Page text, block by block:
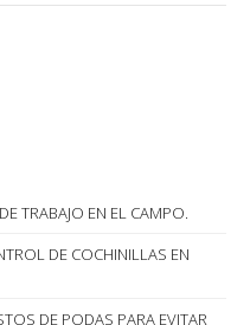
TRABAJO EN EL CAMPO.
DE COCHINILLAS EN
DE PODAS PARA EVITAR